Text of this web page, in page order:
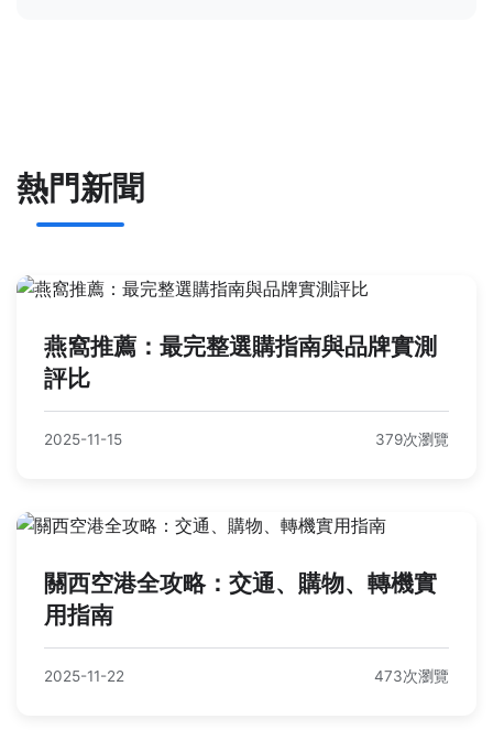
熱門新聞
燕窩推薦：最完整選購指南與品牌實測
評比
2025-11-15 379次瀏覽
關西空港全攻略：交通、購物、轉機實
用指南
2025-11-22 473次瀏覽